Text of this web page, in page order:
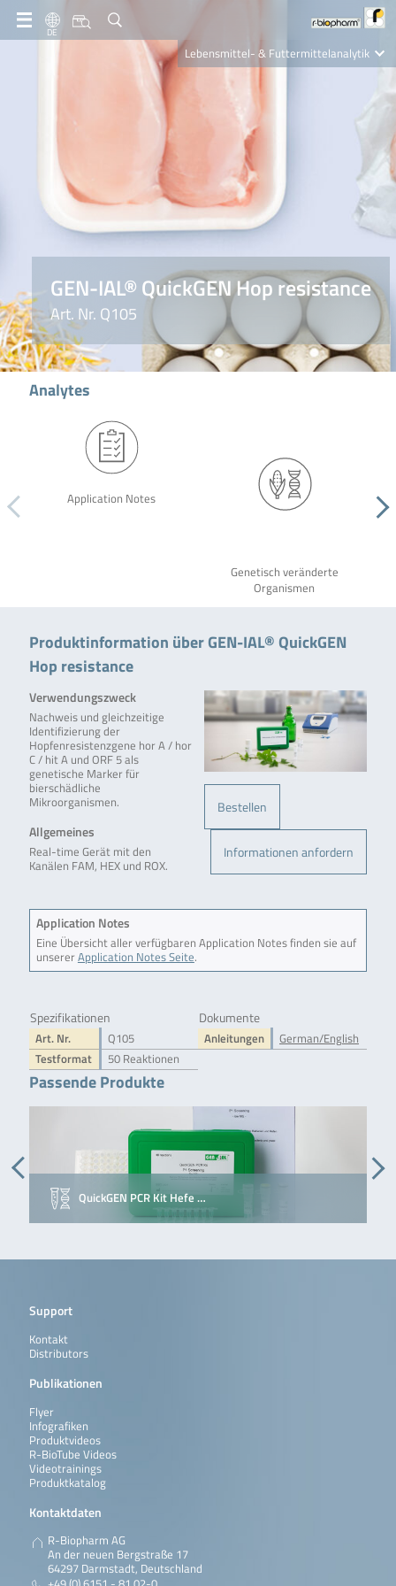
DE
Lebensmittel- & Futtermittelanalytik
Clinical Diagnostics
R-Biopharm AG
Nutrition Care
GEN-IAL® QuickGEN Hop resistance
Art. Nr. Q105
Analytes
Application Notes
Genetisch veränderte
Organismen
Produktinformation über GEN-IAL® QuickGEN
Hop resistance
Bestellen
Informationen anfordern
Verwendungszweck
Nachweis und gleichzeitige
Identifizierung der
Hopfenresistenzgene hor A / hor
C / hit A und ORF 5 als
genetische Marker für
bierschädliche
Mikroorganismen.
Allgemeines
Real-time Gerät mit den
Kanälen FAM, HEX und ROX.
Application Notes
Eine Übersicht aller verfügbaren Application Notes finden sie auf
unsererApplication Notes Seite.
Spezifikationen
Art. Nr.
Q105
Testformat
50 Reaktionen
Dokumente
Anleitungen German/English
Passende Produkte
QuickGEN PCR Kit Hefe …
Support
Kontakt
Distributors
Publikationen
Flyer
Infografiken
Produktvideos
R-BioTube Videos
Videotrainings
Produktkatalog
Kontaktdaten
R-Biopharm AG
An der neuen Bergstraße 17
64297 Darmstadt, Deutschland